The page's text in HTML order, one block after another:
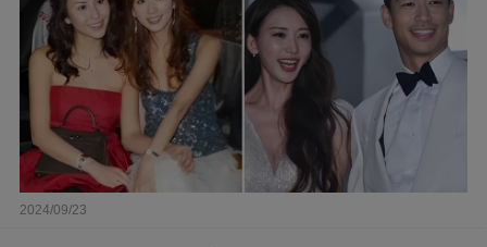
2024/09/23